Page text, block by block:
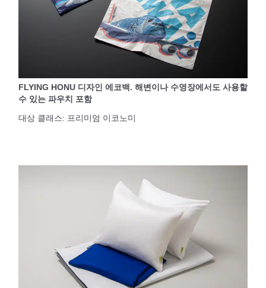
FLYING HONU 디자인 에코백. 해변이나 수영장에서도 사용할
수 있는 파우치 포함
대상 클래스: 프리미엄 이코노미